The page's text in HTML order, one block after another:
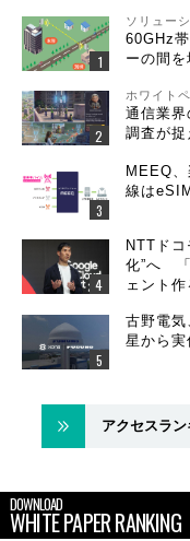
ソリュー
60GHz
ーの間
ホワイト
通信業
調査が捉
MEEQ
線は
NTTド
化”へ 「
ェント作
古野電
星から実
アクセスラ
DOWNLOAD
WHITE PAPER RANKING